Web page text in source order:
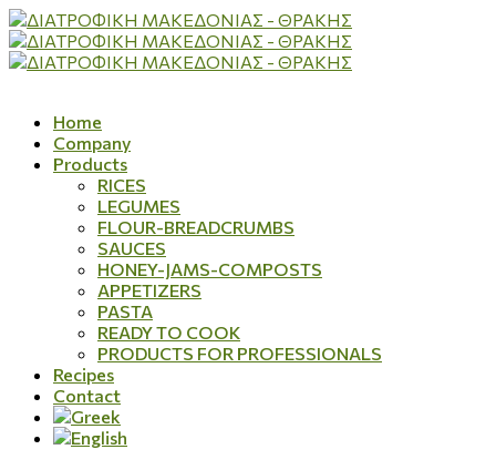
Home
Company
Products
RICES
LEGUMES
FLOUR-BREADCRUMBS
SAUCES
HONEY-JAMS-COMPOSTS
APPETIZERS
PASTA
READY TO COOK
PRODUCTS FOR PROFESSIONALS
Recipes
Contact